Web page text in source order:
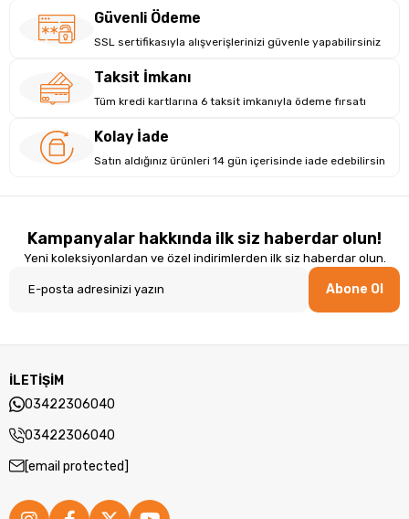
Güvenli Ödeme
SSL sertifikasıyla alışverişlerinizi güvenle yapabilirsiniz
Taksit İmkanı
Tüm kredi kartlarına 6 taksit imkanıyla ödeme fırsatı
Kolay İade
Satın aldığınız ürünleri 14 gün içerisinde iade edebilirsin
Kampanyalar hakkında ilk siz haberdar olun!
Yeni koleksiyonlardan ve özel indirimlerden ilk siz haberdar olun.
Abone Ol
İLETİŞİM
03422306040
03422306040
[email protected]